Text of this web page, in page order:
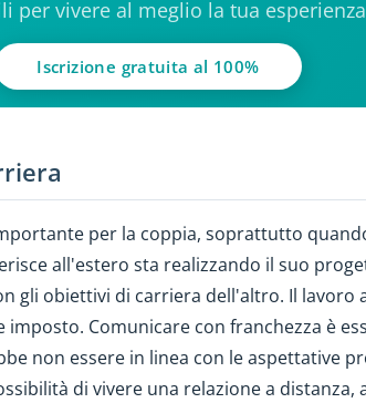
per vivere al meglio la tua
Iscrizione gratuita al 100%
per la coppia, soprattutto
all'estero sta realizzando il suo
gli obiettivi di carriera dell'altro. Il lavoro
Comunicare con franchezza è
non essere in linea con le aspettative
di vivere una relazione a distanza,